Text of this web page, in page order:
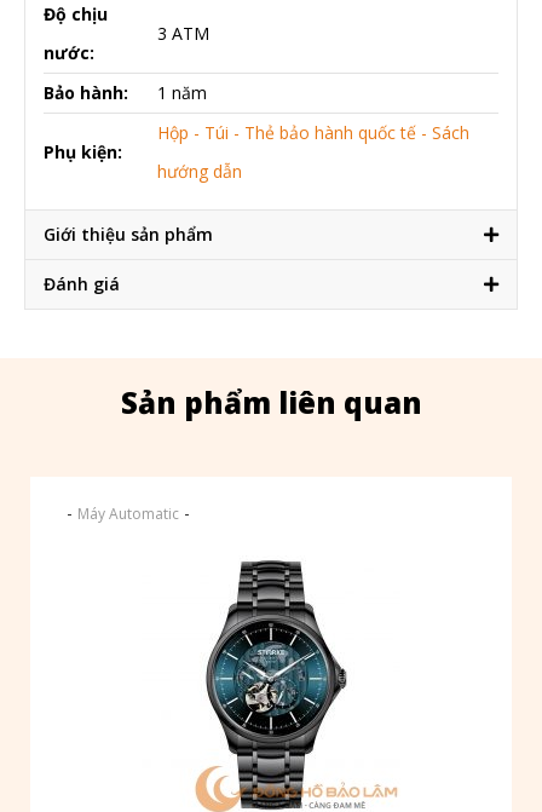
Độ chịu
nước:
3 ATM
Bảo hành: 1 năm
Phụ kiện:
Hộp - Túi - Thẻ bảo hành quốc tế - Sách
hướng dẫn
Giới thiệu sản phẩm
Đánh giá
Sản phẩm liên quan
- Máy Automatic -